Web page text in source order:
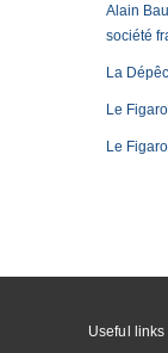
Alain
société
La
Le
Le
Useful links